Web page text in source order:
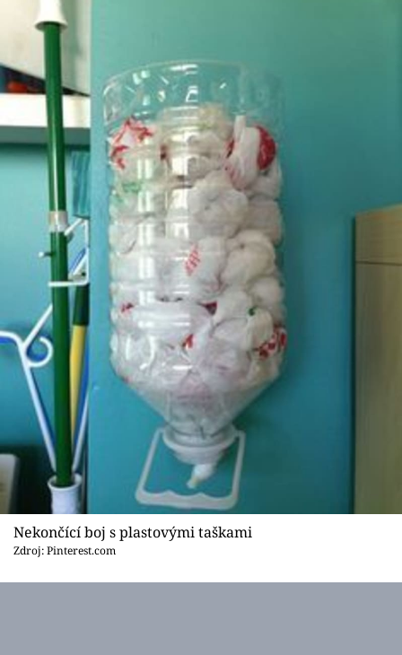
Nekončící boj s plastovými taškami
Zdroj: Pinterest.com